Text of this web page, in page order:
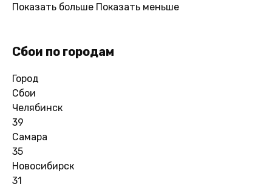
Показать больше Показать меньше
Сбои по городам
Город
Сбои
Челябинск
39
Самара
35
Новосибирск
31